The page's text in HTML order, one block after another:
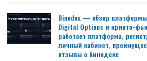
Binodex — обзор
Digital Options и крипто-
работает платформа,
личный кабинет,
отзывы о бинодекс